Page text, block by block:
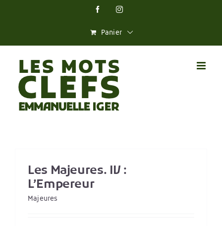
FacebookInstagram
Panier
Les Majeures. IV :
L’Empereur
Majeures